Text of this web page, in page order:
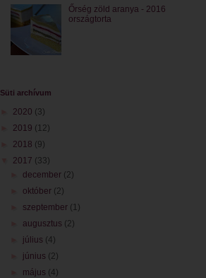
Őrség zöld aranya - 2016
országtorta
Süti archívum
2020 (3)
2019 (12)
2018 (9)
2017 (33)
december (2)
október (2)
szeptember (1)
augusztus (2)
július (4)
június (2)
május (4)